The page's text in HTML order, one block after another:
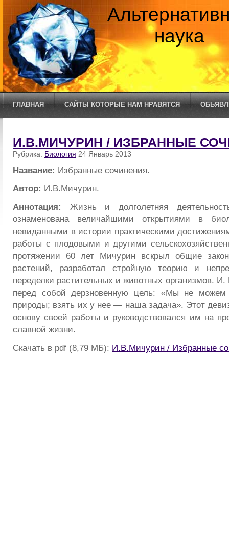
наука
ГЛАВНАЯ САЙТЫ КОТОРЫЕ НАМ НРАВЯТСЯ
И.В.МИЧУРИН / ИЗБРАННЫЕ
Рубрика: Биология 24 Январь 2013
Название: Избранные сочинения.
Автор: И.В.Мичурин.
Аннотация: Жизнь и долголетняя
ознаменована величайшими открытиями в
невиданными в истории практическими
работы с плодовыми и другими
протяжении 60 лет Мичурин вскрыл общие
растений, разработал стройную теорию и
переделки растительных и животных организмов.
перед собой дерзновенную цель: «Мы не
природы; взять их у нее — наша задача». Этот
основу своей работы и руководствовался им на
славной жизни.
Скачать в pdf (8,79 МБ): И.В.Мичурин / Избранные